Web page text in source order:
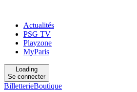
Actualités
PSG TV
Playzone
MyParis
Loading
Se connecter
BilletterieBoutique